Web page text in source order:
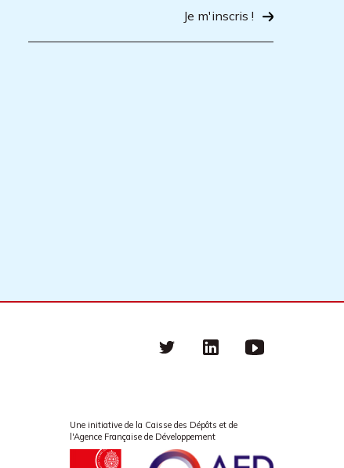
Je m'inscris !
Twitterlinkedin Youtube
Une initiative de la Caisse des Dépôts et de
l'Agence Française de Développement